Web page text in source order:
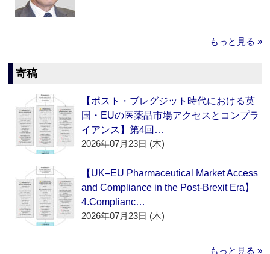
もっと見る »
寄稿
【ポスト・ブレグジット時代における英
国・EUの医薬品市場アクセスとコンプラ
イアンス】第4回…
2026年07月23日 (木)
【UK–EU Pharmaceutical Market Access
and Compliance in the Post-Brexit Era】
4.Complianc…
2026年07月23日 (木)
もっと見る »